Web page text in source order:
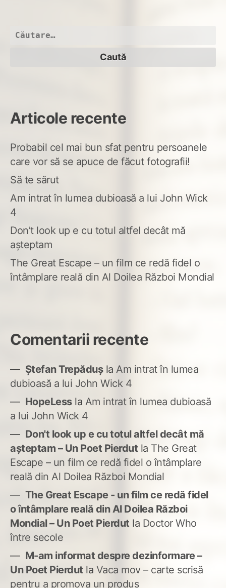
Caută
Articole recente
Probabil cel mai bun sfat pentru persoanele
care vor să se apuce de făcut fotografii!
Să te sărut
Am intrat în lumea dubioasă a lui John Wick
4
Don’t look up e cu totul altfel decât mă
așteptam
The Great Escape – un film ce redă fidel o
întâmplare reală din Al Doilea Război Mondial
Comentarii recente
Ștefan Trepădușla Am intrat în lumea
dubioasă a lui John Wick 4
HopeLessla Am intrat în lumea dubioasă
a lui John Wick 4
Don't look up e cu totul altfel decât mă
așteptam – Un Poet Pierdut la The Great
Escape – un film ce redă fidel o întâmplare
reală din Al Doilea Război Mondial
The Great Escape - un film ce redă fidel
o întâmplare reală din Al Doilea Război
Mondial – Un Poet Pierdut la Doctor Who
între secole
M-am informat despre dezinformare –
Un Poet Pierdut la Vaca mov – carte scrisă
pentru a promova un produs